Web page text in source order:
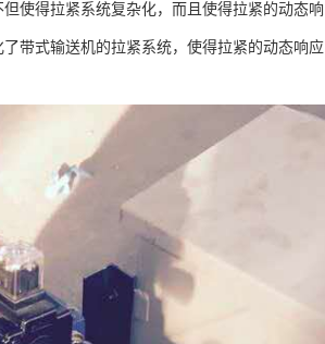
使得拉紧系统复杂化，而且使得拉紧的动态响
带式输送机的拉紧系统，使得拉紧的动态响应